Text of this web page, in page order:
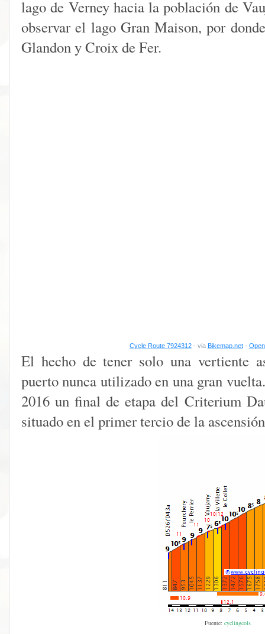
lago de Verney hacia la población de
observar el lago Gran Maison, por
Glandon y Croix de Fer.
Cycle Route 7924312- via Bikemap.net-
El hecho de tener solo una vertiente
puerto nunca utilizado en una gran
2016 un final de etapa del Criterium
situado en el primer tercio de la
Fuente: cyclingcols